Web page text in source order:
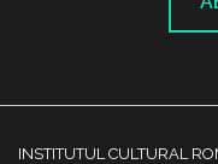
INSTITUTUL CULTURAL